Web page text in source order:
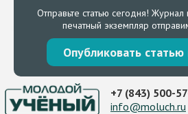
Отправьте статью сегодня! Журнал
печатный экземпляр
Опубликовать
+7 (843) 500-
info@moluch.ru